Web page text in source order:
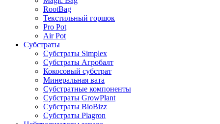
RootBag
Текстильный горшок
Pro Pot
Air Pot
Субстраты
Субстраты Simplex
Субстраты Агробалт
Кокосовый субстрат
Минеральная вата
Субстратные компоненты
Субстраты GrowPlant
Субстраты BioBizz
Субстраты Plagron